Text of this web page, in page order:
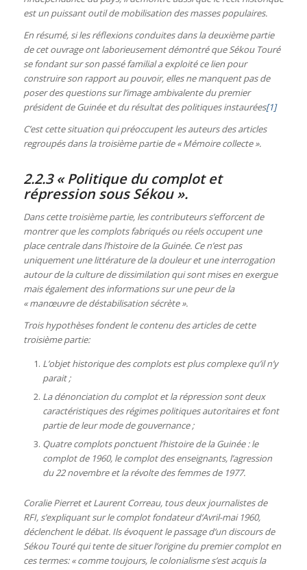
est un puissant outil de mobilisation des masses populaires.
En résumé, si les réflexions conduites dans la deuxième partie
de cet ouvrage ont laborieusement démontré que Sékou Touré
se fondant sur son passé familial a exploité ce lien pour
construire son rapport au pouvoir, elles ne manquent pas de
poser des questions sur l’image ambivalente du premier
président de Guinée et du résultat des politiques instaurées[1]
C’est cette situation qui préoccupent les auteurs des articles
regroupés dans la troisième partie de « Mémoire collecte ».
2.2.3 « Politique du complot et
répression sous Sékou ».
Dans cette troisième partie, les contributeurs s’efforcent de
montrer que les complots fabriqués ou réels occupent une
place centrale dans l’histoire de la Guinée. Ce n’est pas
uniquement une littérature de la douleur et une interrogation
autour de la culture de dissimilation qui sont mises en exergue
mais également des informations sur une peur de la
« manœuvre de déstabilisation sécrète ».
Trois hypothèses fondent le contenu des articles de cette
troisième partie:
L’objet historique des complots est plus complexe qu’il n’y
parait ;
La dénonciation du complot et la répression sont deux
caractéristiques des régimes politiques autoritaires et font
partie de leur mode de gouvernance ;
Quatre complots ponctuent l’histoire de la Guinée : le
complot de 1960, le complot des enseignants, l’agression
du 22 novembre et la révolte des femmes de 1977.
Coralie Pierret et Laurent Correau, tous deux journalistes de
RFI, s’expliquant sur le complot fondateur d’Avril-mai 1960,
déclenchent le débat. Ils évoquent le passage d’un discours de
Sékou Touré qui tente de situer l’origine du premier complot en
ces termes: « comme toujours, le colonialisme s’est acquis la